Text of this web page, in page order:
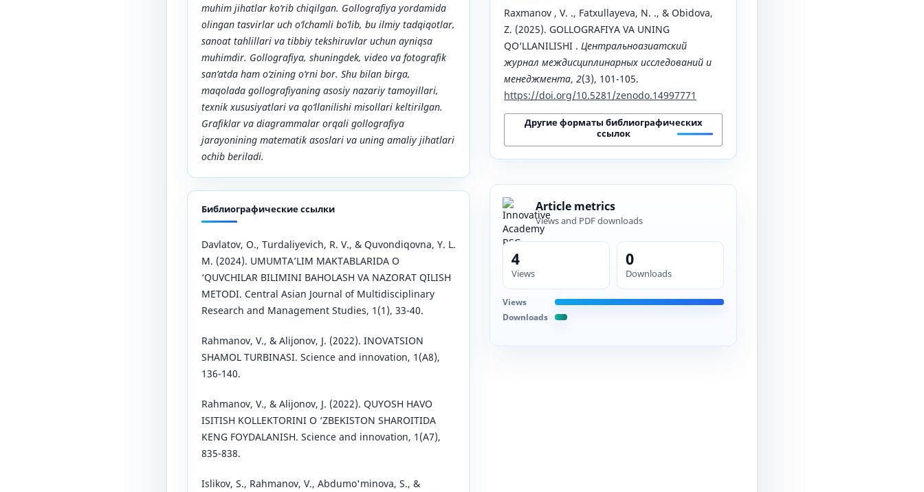
muhim jihatlar ko‘rib chiqilgan. Gollografiya yordamida
olingan tasvirlar uch o‘lchamli bo‘lib, bu ilmiy tadqiqotlar,
sanoat tahlillari va tibbiy tekshiruvlar uchun ayniqsa
muhimdir. Gollografiya, shuningdek, video va fotografik
san’atda ham o‘zining o‘rni bor. Shu bilan birga,
maqolada gollografiyaning asosiy nazariy tamoyillari,
texnik xususiyatlari va qo‘llanilishi misollari keltirilgan.
Grafiklar va diagrammalar orqali gollografiya
jarayonining matematik asoslari va uning amaliy jihatlari
ochib beriladi.
Библиографические ссылки
Davlatov, O., Turdaliyevich, R. V., & Quvondiqovna, Y. L.
M. (2024). UMUMTA’LIM MAKTABLARIDA O
‘QUVCHILAR BILIMINI BAHOLASH VA NAZORAT QILISH
METODI. Central Asian Journal of Multidisciplinary
Research and Management Studies, 1(1), 33-40.
Rahmanov, V., & Alijonov, J. (2022). INOVATSION
SHAMOL TURBINASI. Science and innovation, 1(A8),
136-140.
Rahmanov, V., & Alijonov, J. (2022). QUYOSH HAVO
ISITISH KOLLEKTORINI O ‘ZBEKISTON SHAROITIDA
KENG FOYDALANISH. Science and innovation, 1(A7),
835-838.
Islikov, S., Rahmanov, V., Abdumo'minova, S., &
Raxmanov , V. ., Fatxullayeva, N. ., & Obidova,
Z. (2025). GOLLOGRAFIYA VA UNING
QO‘LLANILISHI . Центральноазиатский
журнал междисциплинарных исследований и
менеджмента, 2(3), 101-105.
https://doi.org/10.5281/zenodo.14997771
Другие форматы библиографических
ссылок
Article metrics
Views and PDF downloads
4
Views
0
Downloads
Views
Downloads